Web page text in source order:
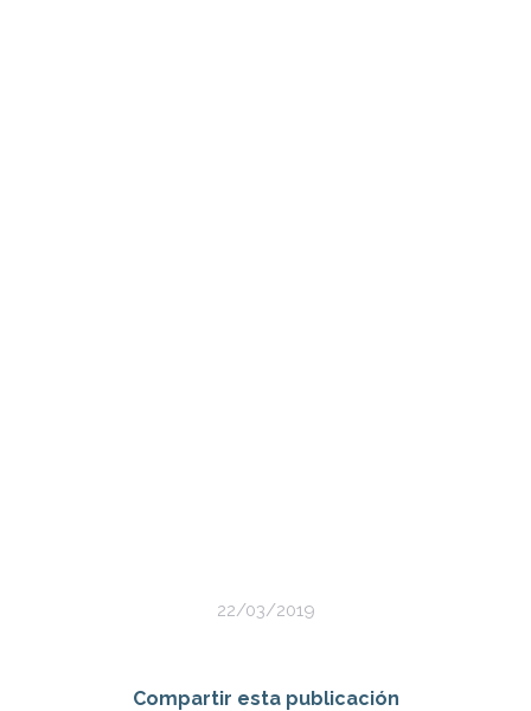
22/03/2019
Compartir esta publicación